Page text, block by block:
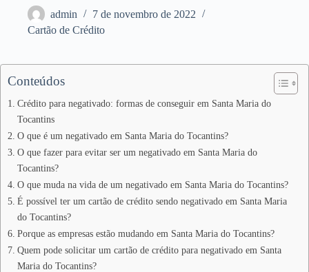
admin
7 de novembro de 2022
Cartão de Crédito
Conteúdos
Crédito para negativado: formas de conseguir em Santa Maria do
Tocantins
O que é um negativado em Santa Maria do Tocantins?
O que fazer para evitar ser um negativado em Santa Maria do
Tocantins?
O que muda na vida de um negativado em Santa Maria do Tocantins?
É possível ter um cartão de crédito sendo negativado em Santa Maria
do Tocantins?
Porque as empresas estão mudando em Santa Maria do Tocantins?
Quem pode solicitar um cartão de crédito para negativado em Santa
Maria do Tocantins?